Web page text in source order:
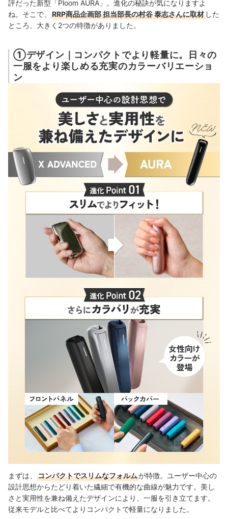
評だった新型「Ploom AURA」。進化の秘訣が気になりますよ
ね。そこで、
RRP商品企画部 担当部長の村谷 泰志さんに取材 した
ところ、大きく2つの特徴がありました。
①デザイン｜コンパクトでより軽量に。日々の
一服をより楽しめる充実のカラーバリエーショ
ン
まずは、 コンパクトでスリムなフォルムが特徴。ユーザー中心の
設計思想からたどり着いた繊細で有機的な曲線が魅力です。美し
さと実用性を兼ね備えたデザインにより、一服を引き立てます。
従来モデルと比べてよりコンパクトで軽量になりました。